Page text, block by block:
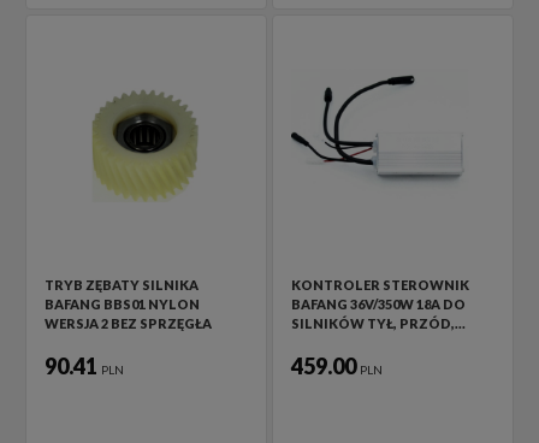
TRYB ZĘBATY SILNIKA
BAFANG BBS01 NYLON
WERSJA 2 BEZ SPRZĘGŁA
90.41 PLN
KONTROLER STEROWNIK
BAFANG 36V/350W 18A DO
SILNIKÓW TYŁ, PRZÓD,…
459.00 PLN